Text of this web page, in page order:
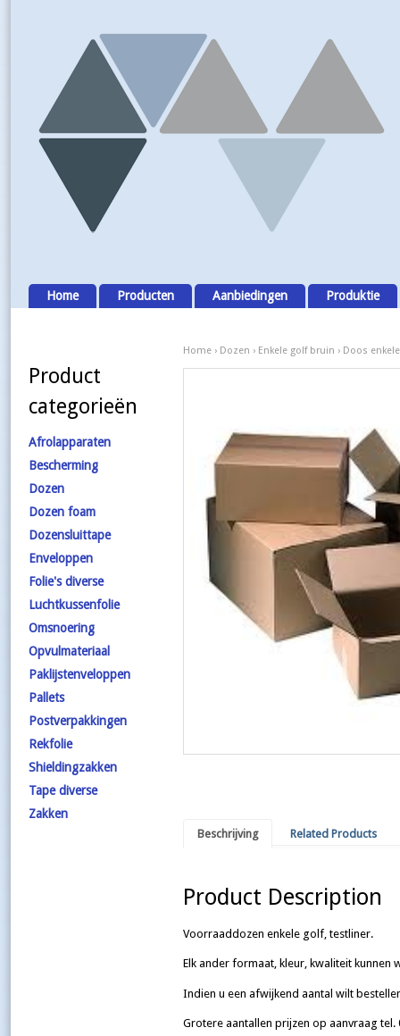
Home Producten Aanbiedingen Produktie
Home› Dozen › Enkele golf bruin › Doos
Beschrijving Related Products
Product Description
Voorraaddozen enkele golf, testliner.
Elk ander formaat, kleur, kwaliteit kunnen
Indien u een afwijkend aantal wilt
Grotere aantallen prijzen op aanvraag
Product
categorieën
Afrolapparaten
Bescherming
Dozen
Dozen foam
Dozensluittape
Enveloppen
Folie's diverse
Luchtkussenfolie
Omsnoering
Opvulmateriaal
Paklijstenveloppen
Pallets
Postverpakkingen
Rekfolie
Shieldingzakken
Tape diverse
Zakken